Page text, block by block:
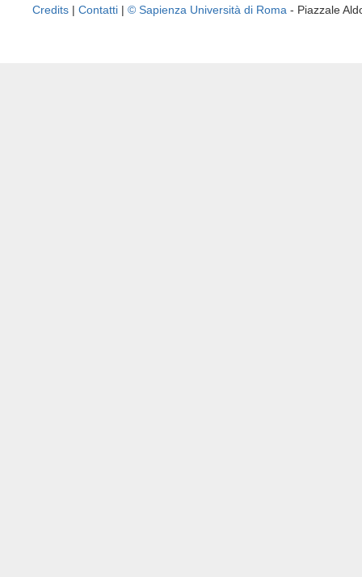
Credits | Contatti | © Sapienza Università di Roma - Piazzale